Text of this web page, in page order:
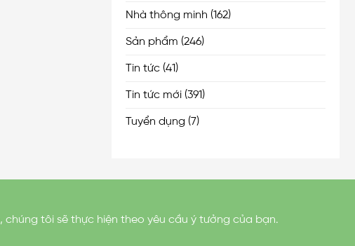
Nhà thông minh (162)
Sản phẩm (246)
Tin tức (41)
Tin tức mới (391)
Tuyển dụng (7)
tôi sẽ thực hiện theo yêu cầu ý tưởng của bạn.